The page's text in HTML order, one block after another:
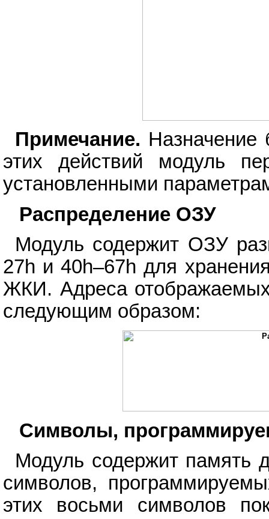
Примечание. Назначение
этих действий модуль
установленными
Распределение ОЗУ
Модуль содержит ОЗУ
27h и 40h–67h для
ЖКИ. Адреса
следующим образом:
Символы,
Модуль содержит память
символов,
этих восьми символов